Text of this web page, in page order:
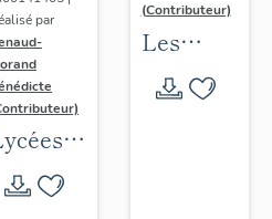
par
publics
en
(Contributeur)
Les
collèges
jésuites